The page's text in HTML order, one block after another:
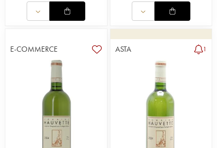
E-COMMERCE ASTA 1